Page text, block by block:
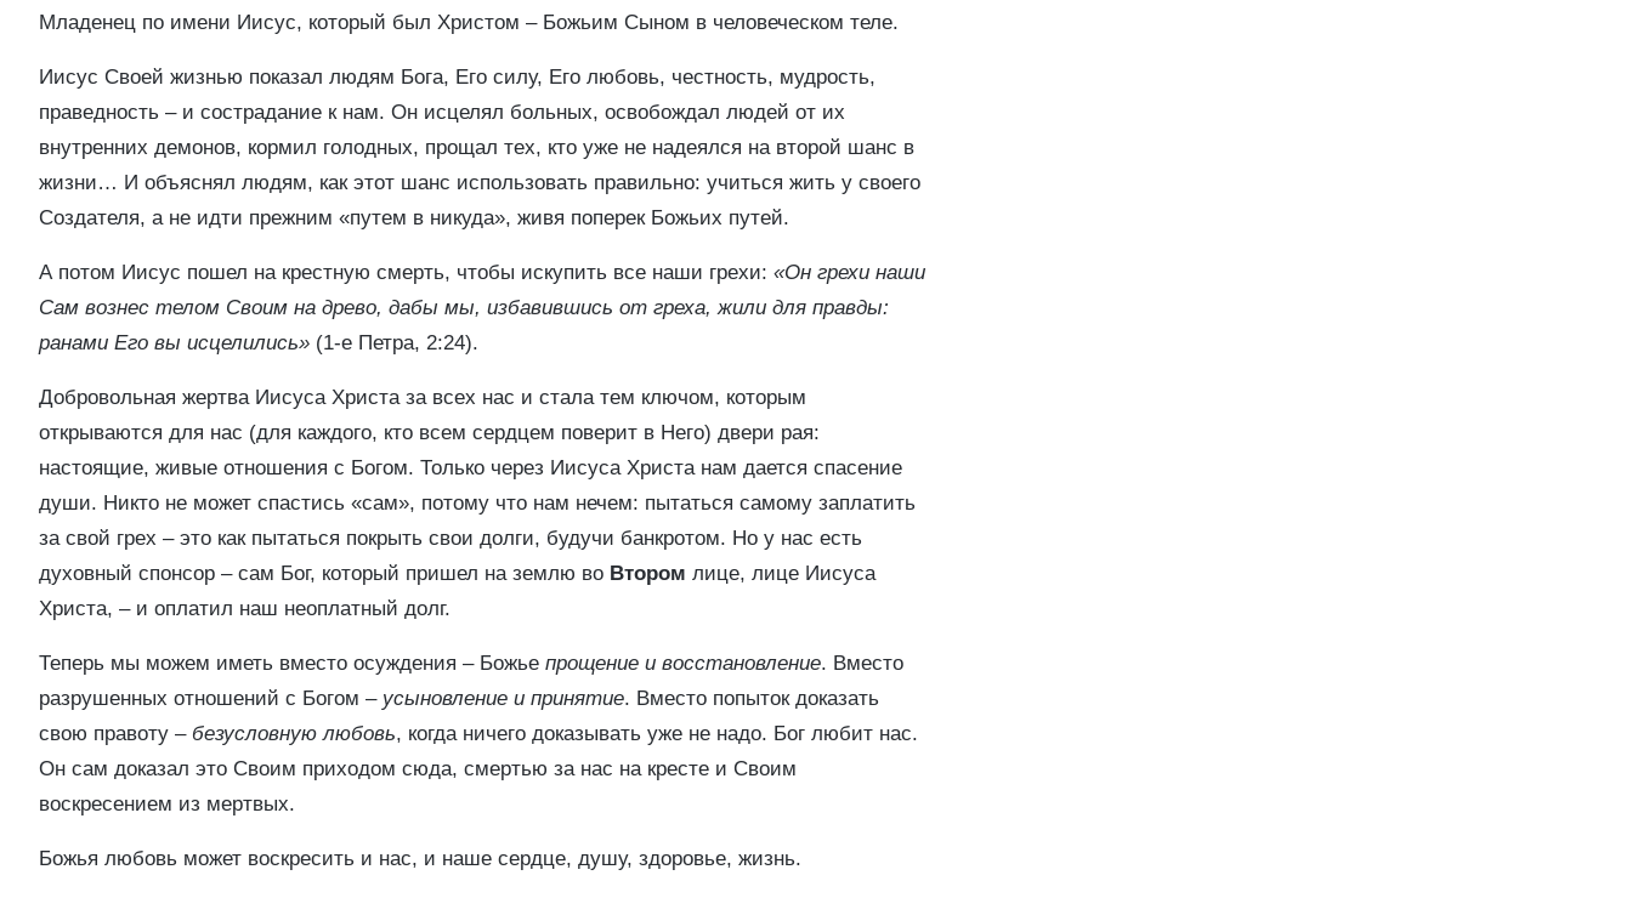
Младенец по имени Иисус, который был Христом – Божьим Сыном в человеческом теле.
Иисус Своей жизнью показал людям Бога, Его силу, Его любовь, честность, мудрость,
праведность – и сострадание к нам. Он исцелял больных, освобождал людей от их
внутренних демонов, кормил голодных, прощал тех, кто уже не надеялся на второй шанс в
жизни… И объяснял людям, как этот шанс использовать правильно: учиться жить у своего
Создателя, а не идти прежним «путем в никуда», живя поперек Божьих путей.
А потом Иисус пошел на крестную смерть, чтобы искупить все наши грехи: «Он грехи наши
Сам вознес телом Своим на древо, дабы мы, избавившись от греха, жили для правды:
ранами Его вы исцелились» (1-е Петра, 2:24).
Добровольная жертва Иисуса Христа за всех нас и стала тем ключом, которым
открываются для нас (для каждого, кто всем сердцем поверит в Него) двери рая:
настоящие, живые отношения с Богом. Только через Иисуса Христа нам дается спасение
души. Никто не может спастись «сам», потому что нам нечем: пытаться самому заплатить
за свой грех – это как пытаться покрыть свои долги, будучи банкротом. Но у нас есть
духовный спонсор – сам Бог, который пришел на землю во Втором лице, лице Иисуса
Христа, – и оплатил наш неоплатный долг.
Теперь мы можем иметь вместо осуждения – Божье прощение и восстановление. Вместо
разрушенных отношений с Богом – усыновление и принятие. Вместо попыток доказать
свою правоту – безусловную любовь, когда ничего доказывать уже не надо. Бог любит нас.
Он сам доказал это Своим приходом сюда, смертью за нас на кресте и Своим
воскресением из мертвых.
Божья любовь может воскресить и нас, и наше сердце, душу, здоровье, жизнь.